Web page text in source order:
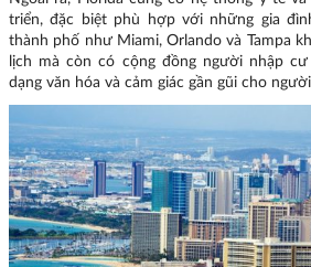
triển, đặc biệt phù hợp với những gia
thành phố như Miami, Orlando và Tampa
lịch mà còn có cộng đồng người nhập
dạng văn hóa và cảm giác gần gũi cho